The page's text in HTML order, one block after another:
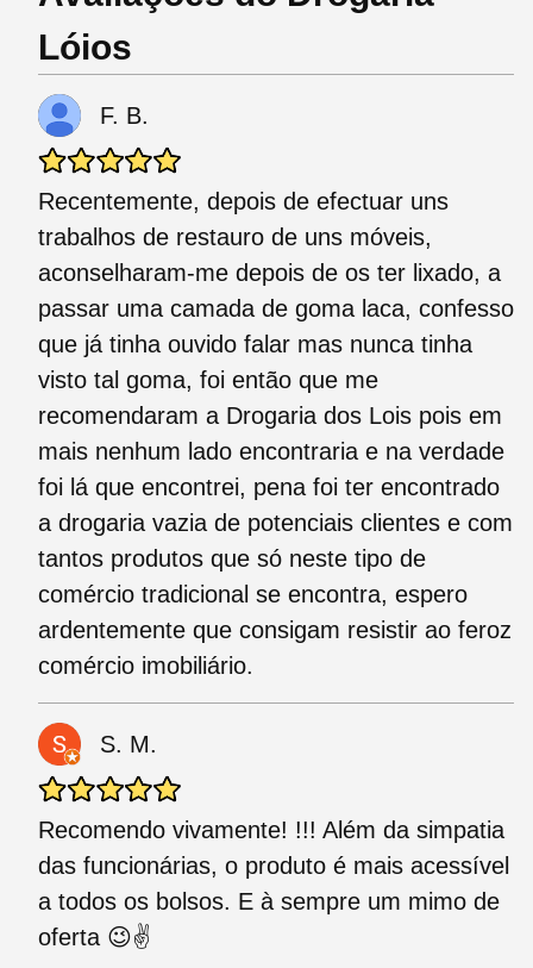
Lóios
F. B.
Recentemente, depois de efectuar uns
trabalhos de restauro de uns móveis,
aconselharam-me depois de os ter lixado, a
passar uma camada de goma laca, confesso
que já tinha ouvido falar mas nunca tinha
visto tal goma, foi então que me
recomendaram a Drogaria dos Lois pois em
mais nenhum lado encontraria e na verdade
foi lá que encontrei, pena foi ter encontrado
a drogaria vazia de potenciais clientes e com
tantos produtos que só neste tipo de
comércio tradicional se encontra, espero
ardentemente que consigam resistir ao feroz
comércio imobiliário.
S. M.
Recomendo vivamente! !!! Além da simpatia
das funcionárias, o produto é mais acessível
a todos os bolsos. E à sempre um mimo de
oferta 😉✌